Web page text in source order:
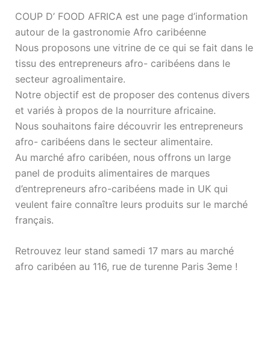
COUP D’ FOOD AFRICA est une page d’information
autour de la gastronomie Afro caribéenne
Nous proposons une vitrine de ce qui se fait dans le
tissu des entrepreneurs afro- caribéens dans le
secteur agroalimentaire.
Notre objectif est de proposer des contenus divers
et variés à propos de la nourriture africaine.
Nous souhaitons faire découvrir les entrepreneurs
afro- caribéens dans le secteur alimentaire.
Au marché afro caribéen, nous offrons un large
panel de produits alimentaires de marques
d’entrepreneurs afro-caribéens made in UK qui
veulent faire connaître leurs produits sur le marché
français.
Retrouvez leur stand samedi 17 mars au marché
afro caribéen au 116, rue de turenne Paris 3eme !